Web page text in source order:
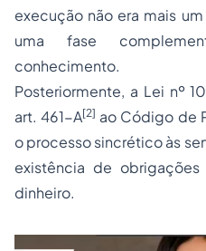
execução não era mais
uma fase
conhecimento.
Posteriormente, a Lei nº
art. 461-A[2] ao Código de
o processo sincrético às
existência de
dinheiro.